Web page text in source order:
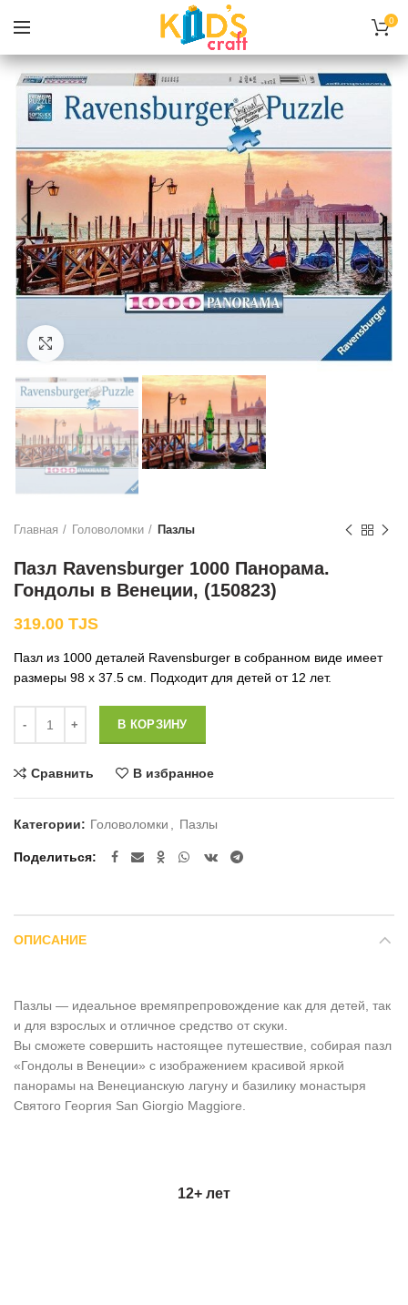
0
Главная Головоломки Пазлы
Пазл Ravensburger 1000 Панорама.
Гондолы в Венеции, (150823)
319.00 TJS
Пазл из 1000 деталей Ravensburger в собранном виде имеет
размеры 98 x 37.5 см. Подходит для детей от 12 лет.
В КОРЗИНУ
Сравнить В избранное
Категории: Головоломки Пазлы
Поделиться
ОПИСАНИЕ
Пазлы — идеальное времяпрепровождение как для детей, так
и для взрослых и отличное средство от скуки.
Вы сможете совершить настоящее путешествие, собирая пазл
«Гондолы в Венеции» с изображением красивой яркой
панорамы на Венецианскую лагуну и базилику монастыря
Святого Георгия San Giorgio Maggiore.
12+ лет